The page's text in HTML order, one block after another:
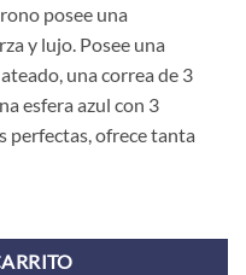
posee una
y lujo. Posee una
una correa de 3
esfera azul con 3
perfectas, ofrece tanta